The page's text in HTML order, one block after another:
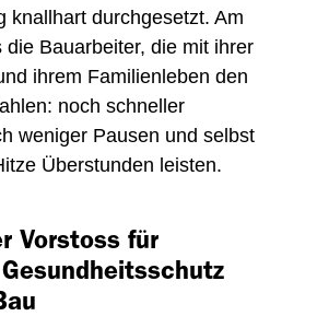
knallhart durchgesetzt. Am
die Bauarbeiter, die mit ihrer
ihrem Familienleben den
noch schneller
weniger Pausen und selbst
Überstunden leisten.
Vorstoss für